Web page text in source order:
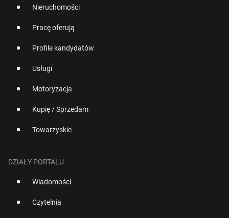
Nieruchomości
Pracę oferują
Profile kandydatów
Usługi
Motoryzacja
Kupię / Sprzedam
Towarzyskie
DZIAŁY PORTALU
Wiadomości
Czytelnia